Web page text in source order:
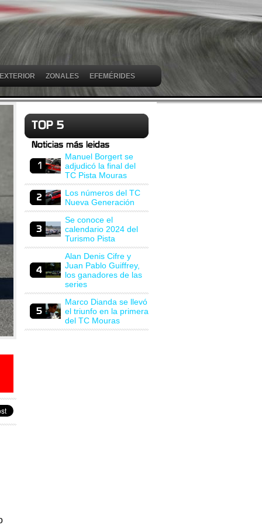
ZONALES EFEMÉRIDES
Manuel Borgert se
adjudicó la final del
TC Pista Mouras
Los números del TC
Nueva Generación
Se conoce el
calendario 2024 del
Turismo Pista
Alan Denis Cifre y
Juan Pablo Guiffrey,
los ganadores de las
series
Marco Dianda se llevó
el triunfo en la primera
del TC Mouras